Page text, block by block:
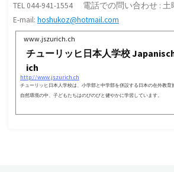
TEL 044-941-1554 電話での問い合わせ : 土
E-mail: hoshukoz@hotmail.com
www.jszurich.ch
チューリッヒ日本人学校
ich
http://www.jszurich.ch
チューリッヒ日本人学校は、小学部と中学部を併設する日本の在外教育
自然環境の中、子どもたちはのびのびと健やかに学習しています。